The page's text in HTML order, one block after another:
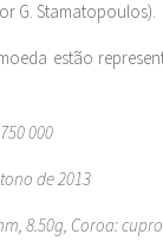
G. Stamatopoulos).
estão
750 000
de 2013
8.50g, Coroa: